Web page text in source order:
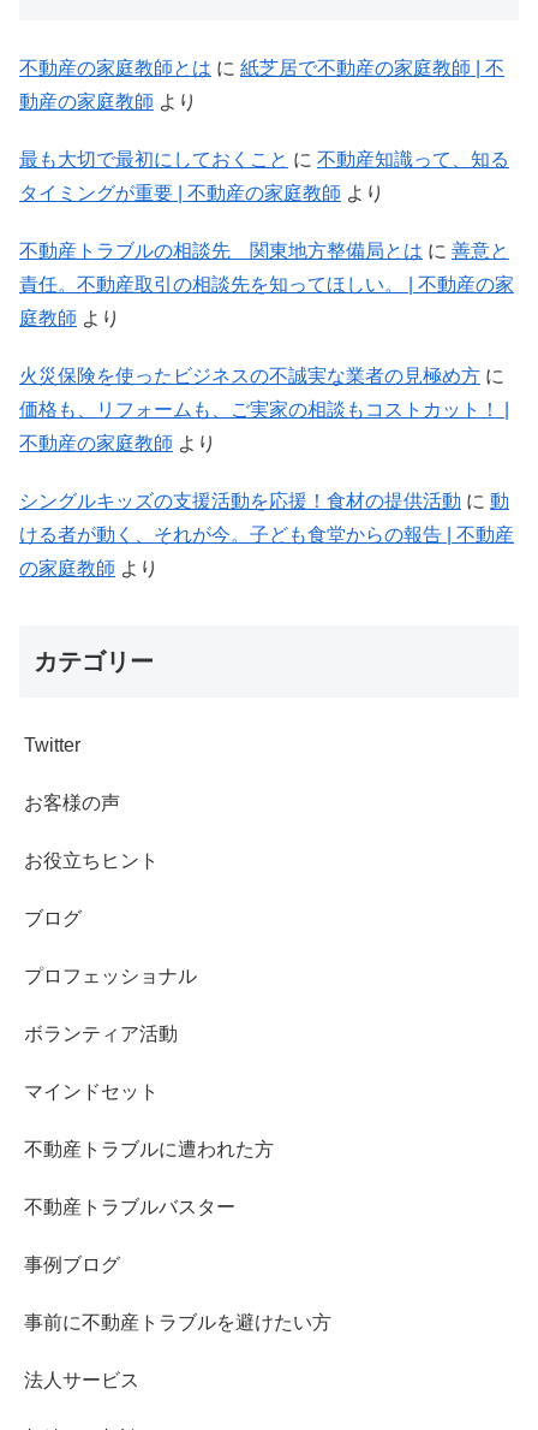
不動産の家庭教師とは に 紙芝居で不動産の家庭教師 | 不
動産の家庭教師 より
最も大切で最初にしておくこと に 不動産知識って、知る
タイミングが重要 | 不動産の家庭教師 より
不動産トラブルの相談先 関東地方整備局とは に 善意と
責任。不動産取引の相談先を知ってほしい。 | 不動産の家
庭教師 より
火災保険を使ったビジネスの不誠実な業者の見極め方 に
価格も、リフォームも、ご実家の相談もコストカット！ |
不動産の家庭教師 より
シングルキッズの支援活動を応援！食材の提供活動 に 動
ける者が動く、それが今。子ども食堂からの報告 | 不動産
の家庭教師 より
カテゴリー
Twitter
お客様の声
お役立ちヒント
ブログ
プロフェッショナル
ボランティア活動
マインドセット
不動産トラブルに遭われた方
不動産トラブルバスター
事例ブログ
事前に不動産トラブルを避けたい方
法人サービス